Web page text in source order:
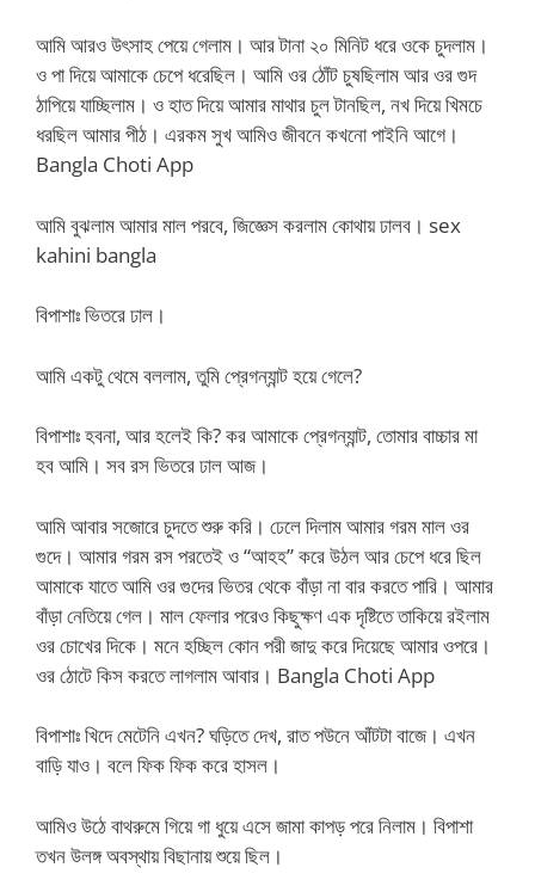
আমি আরও উৎসাহ পেয়ে গেলাম। আর টানা ২০ মিনিট ধরে ওকে চুদলাম।
ও পা দিয়ে আমাকে চেপে ধরেছিল। আমি ওর ঠোঁট চুষছিলাম আর ওর গুদ
ঠাপিয়ে যাচ্ছিলাম। ও হাত দিয়ে আমার মাথার চুল টানছিল, নখ দিয়ে খিমচে
ধরছিল আমার পীঠ। এরকম সুখ আমিও জীবনে কখনো পাইনি আগে।
Bangla Choti App
আমি বুঝলাম আমার মাল পরবে, জিজ্ঞেস করলাম কোথায় ঢালব। sex
kahini bangla
বিপাশাঃ ভিতরে ঢাল।
আমি একটু থেমে বললাম, তুমি প্রেগন্যান্ট হয়ে গেলে?
বিপাশাঃ হবনা, আর হলেই কি? কর আমাকে প্রেগন্যান্ট, তোমার বাচ্চার মা
হব আমি। সব রস ভিতরে ঢাল আজ।
আমি আবার সজোরে চুদতে শুরু করি। ঢেলে দিলাম আমার গরম মাল ওর
গুদে। আমার গরম রস পরতেই ও “আহহ” করে উঠল আর চেপে ধরে ছিল
আমাকে যাতে আমি ওর গুদের ভিতর থেকে বাঁড়া না বার করতে পারি। আমার
বাঁড়া নেতিয়ে গেল। মাল ফেলার পরেও কিছুক্ষণ এক দৃষ্টিতে তাকিয়ে রইলাম
ওর চোখের দিকে। মনে হচ্ছিল কোন পরী জাদু করে দিয়েছে আমার ওপরে।
ওর ঠোটে কিস করতে লাগলাম আবার। Bangla Choti App
বিপাশাঃ খিদে মেটেনি এখন? ঘড়িতে দেখ, রাত পউনে আঁটটা বাজে। এখন
বাড়ি যাও। বলে ফিক ফিক করে হাসল।
আমিও উঠে বাথরুমে গিয়ে গা ধুয়ে এসে জামা কাপড় পরে নিলাম। বিপাশা
তখন উলঙ্গ অবস্থায় বিছানায় শুয়ে ছিল।